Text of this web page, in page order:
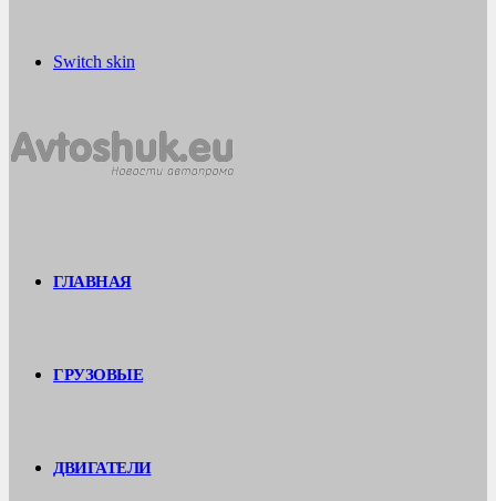
Switch skin
ГЛАВНАЯ
ГРУЗОВЫЕ
ДВИГАТЕЛИ